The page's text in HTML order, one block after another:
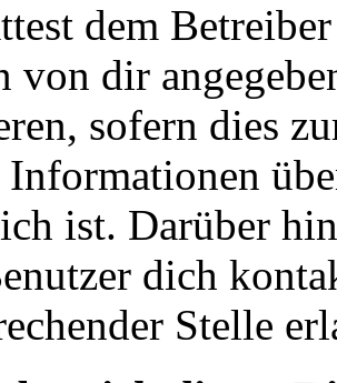
dem
von dir
sofern dies
Informationen
ist. Darüber
dich
Stelle